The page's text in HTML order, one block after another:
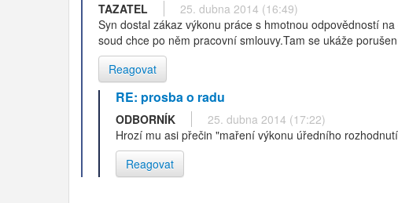
TAZATEL
25. dubna 2014 (16:49)
Syn dostal zákaz výkonu práce s hmotnou odpovědností
soud chce po něm pracovní smlouvy.Tam se ukáže
Reagovat
RE: prosba o radu
ODBORNÍK
25. dubna 2014 (17:22)
Hrozí mu asi přečin "maření výkonu úředního
Reagovat